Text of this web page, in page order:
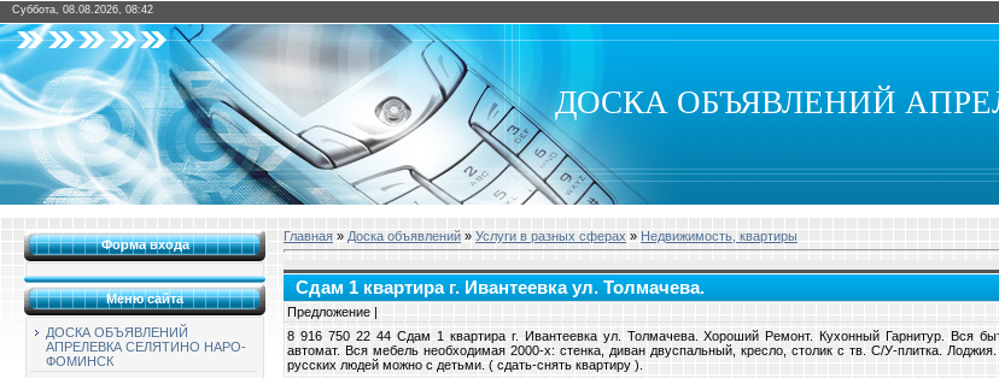
Суббота, 08.08.2026, 08:42
ДОСКА ОБЪЯВЛЕНИЙ
Форма входа
Меню сайта
ДОСКА ОБЪЯВЛЕНИЙ
АПРЕЛЕВКА СЕЛЯТИНО НАРО-
ФОМИНСК
Главная » Доска объявлений » Услуги в разных сферах » Недвижимость, квартиры
Сдам 1 квартира г. Ивантеевка ул. Толмачева.
Предложение |
8 916 750 22 44 Сдам 1 квартира г. Ивантеевка ул. Толмачева. Хороший Ремонт. Кухонный Гарнитур. Вся
автомат. Вся мебель необходимая 2000-х: стенка, диван двуспальный, кресло, столик с тв. С/У-плитка.
русских людей можно с детьми. ( сдать-снять квартиру ).